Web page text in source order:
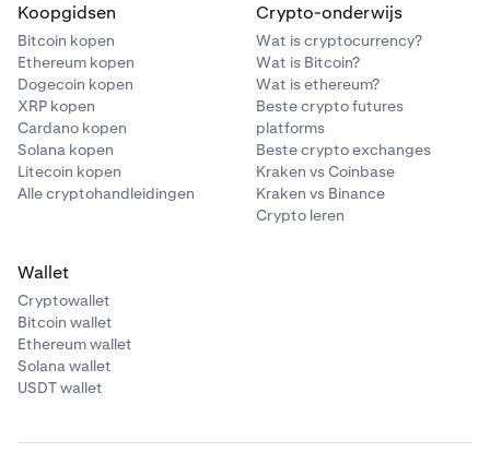
Koopgidsen
Bitcoin kopen
Ethereum kopen
Dogecoin kopen
XRP kopen
Cardano kopen
Solana kopen
Litecoin kopen
Alle cryptohandleidingen
Crypto-onderwijs
Wat is cryptocurrency?
Wat is Bitcoin?
Wat is ethereum?
Beste crypto futures
platforms
Beste crypto exchanges
Kraken vs Coinbase
Kraken vs Binance
Crypto leren
Wallet
Cryptowallet
Bitcoin wallet
Ethereum wallet
Solana wallet
USDT wallet